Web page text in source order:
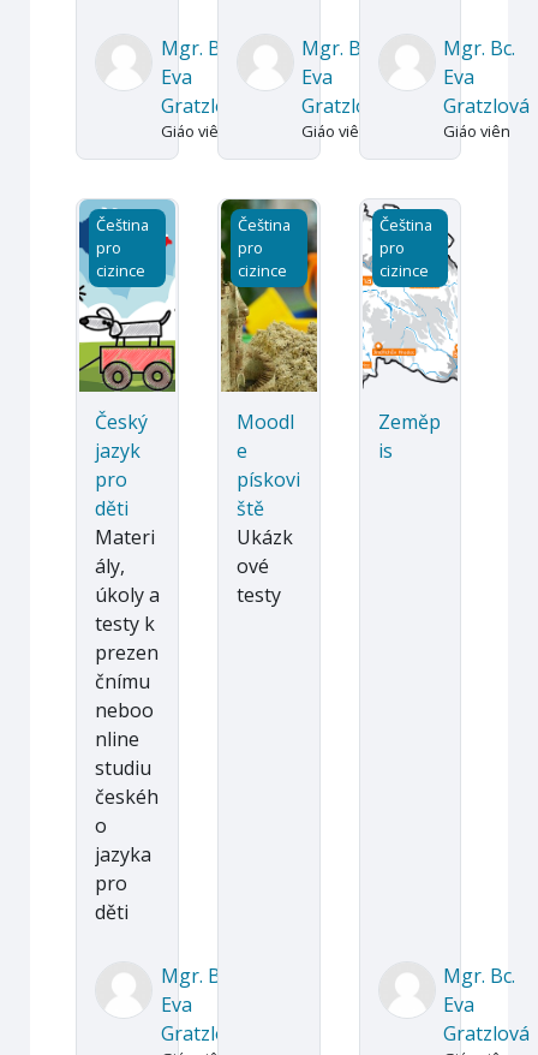
Mgr. Bc.
Eva
Gratzlová
Giáo viên
Mgr. Bc.
Eva
Gratzlová
Giáo viên
Mgr. Bc.
Eva
Gratzlová
Giáo viên
Český jazyk pro děti
Čeština
pro
cizince
Český
jazyk
pro
děti
Materi
ály,
úkoly a
testy k
prezen
čnímu
neboo
nline
studiu
českéh
o
jazyka
pro
děti
Mgr. Bc.
Eva
Gratzlová
Moodle pískoviště
Čeština
pro
cizince
Moodl
e
pískovi
ště
Ukázk
ové
testy
Zeměpis
Čeština
pro
cizince
Zeměp
is
Mgr. Bc.
Eva
Gratzlová